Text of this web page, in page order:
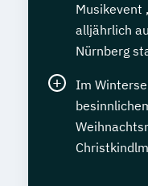
Musikevent
alljährlich
Nürnberg
Im